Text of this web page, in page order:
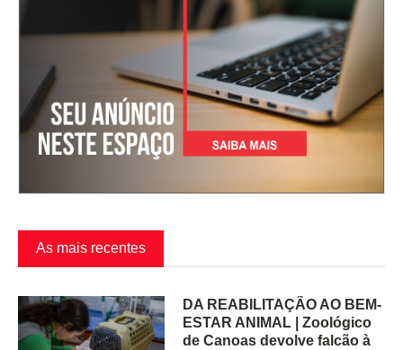
As mais recentes
DA REABILITAÇÃO AO BEM-
ESTAR ANIMAL | Zoológico
de Canoas devolve falcão à